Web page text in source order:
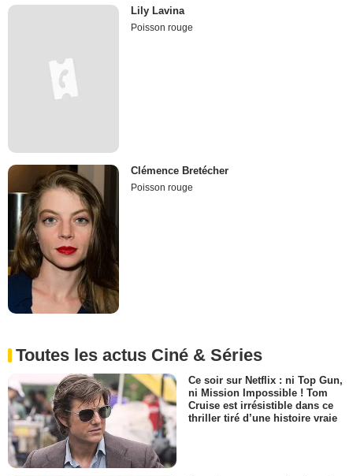
Lily Lavina
Poisson rouge
Clémence Bretécher
Poisson rouge
Toutes les actus Ciné & Séries
Ce soir sur Netflix : ni Top Gun,
ni Mission Impossible ! Tom
Cruise est irrésistible dans ce
thriller tiré d’une histoire vraie